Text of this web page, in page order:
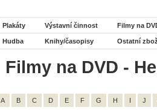
Plakáty Výstavní činnost Filmy na
Hudba Knihy/časopisy Ostatní
Filmy na DVD -
A B C D E F G H I J